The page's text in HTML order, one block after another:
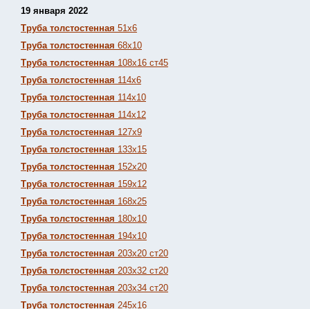
19 января 2022
Труба толстостенная 51х6
Труба толстостенная 68х10
Труба толстостенная 108х16 ст45
Труба толстостенная 114х6
Труба толстостенная 114х10
Труба толстостенная 114х12
Труба толстостенная 127х9
Труба толстостенная 133х15
Труба толстостенная 152х20
Труба толстостенная 159х12
Труба толстостенная 168х25
Труба толстостенная 180х10
Труба толстостенная 194х10
Труба толстостенная 203х20 ст20
Труба толстостенная 203х32 ст20
Труба толстостенная 203х34 ст20
Труба толстостенная 245х16